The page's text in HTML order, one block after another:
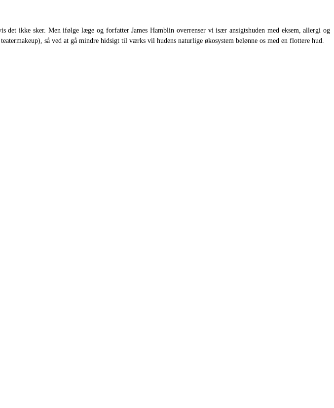
ikke sker. Men ifølge læge og forfatter James Hamblin overrenser vi især ansigtshuden med eksem, allergi og
så ved at gå mindre hidsigt til værks vil hudens naturlige økosystem belønne os med en flottere hud.